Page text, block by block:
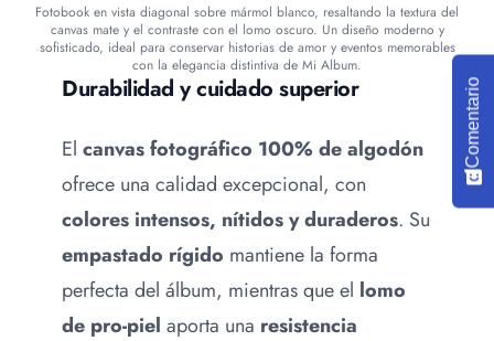
Durabilidad y cuidado superior
El canvas fotográfico 100% de algodón
ofrece una calidad excepcional, con
colores intensos, nítidos y duraderos. Su
empastado rígido mantiene la forma
perfecta del álbum, mientras que el lomo
de pro-piel aporta una resistencia
Fotobook en vista diagonal sobre mármol blanco, resaltando la textura del
canvas mate y el contraste con el lomo oscuro. Un diseño moderno y
sofisticado, ideal para conservar historias de amor y eventos memorables
con la elegancia distintiva de Mi Album.
Comentario